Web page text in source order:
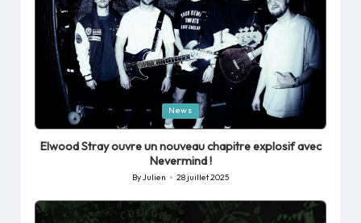
Posted
in
News
Elwood Stray ouvre un nouveau chapitre explosif avec
Nevermind !
Posted
ByJulien 28 juillet 2025